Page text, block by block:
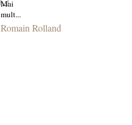
Romain Rolland